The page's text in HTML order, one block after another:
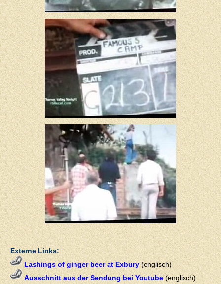
Externe Links:
Lashings of ginger beer at Exbury(englisch)
Ausschnitt aus der Sendung bei Youtube(englisch)